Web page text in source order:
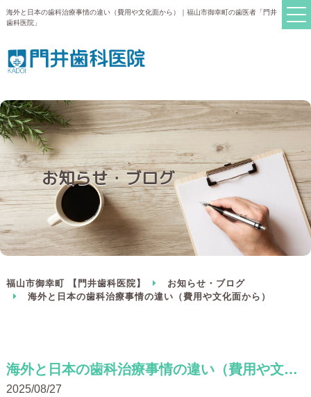
海外と日本の歯科治療事情の違い（費用や文化面から）｜福山市御幸町の歯医者「門井
歯科医院」
お知らせ・ブログ
福山市御幸町 【門井歯科医院】
お知らせ・ブログ
海外と日本の歯科治療事情の違い（費用や文化面から）
海外と日本の歯科治療事情の違い（費用や文化面から）
2025/08/27